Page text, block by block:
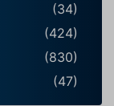
(34)
(424)
(830)
(47)